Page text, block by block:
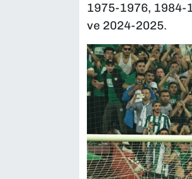
1975-1976, 1984-
ve 2024-2025.